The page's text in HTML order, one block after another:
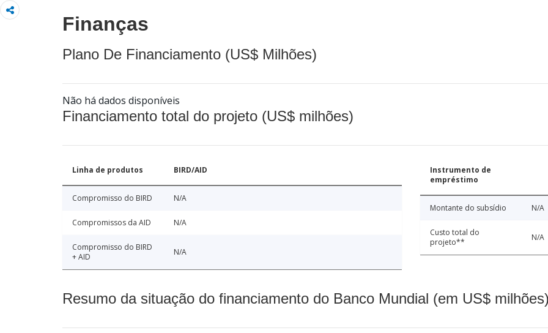
Finanças
Plano De Financiamento (US$ Milhões)
Não há dados disponíveis
Financiamento total do projeto (US$ milhões)
Linha de produtos BIRD/AID
Compromisso do BIRD N/A
Compromissos da AID N/A
Compromisso do BIRD
+ AID
N/A
Instrumento de
empréstimo
Montante do subsídio N/A
Custo total do
projeto**
N/A
Resumo da situação do financiamento do Banco Mundial (em US$